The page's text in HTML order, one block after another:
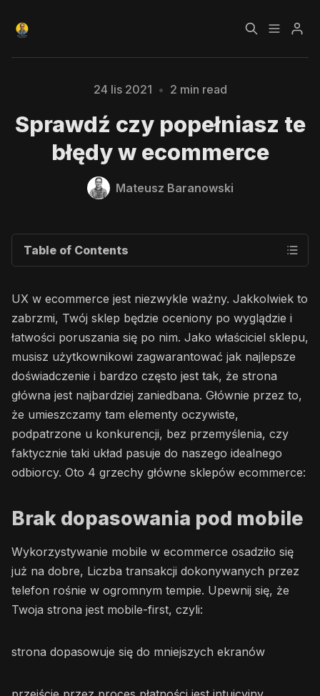
Czym jest Growth
Bezpłatny kurs o
Polityka prywatności Regulamin
24 lis 2021 • 2 min read
Sprawdź czy popełniasz te
błędy w ecommerce
Mateusz Baranowski
Table of Contents
UX w ecommerce jest niezwykle ważny. Jakkolwiek to
zabrzmi, Twój sklep będzie oceniony po wyglądzie i
łatwości poruszania się po nim. Jako właściciel sklepu,
musisz użytkownikowi zagwarantować jak najlepsze
doświadczenie i bardzo często jest tak, że strona
główna jest najbardziej zaniedbana. Głównie przez to,
że umieszczamy tam elementy oczywiste,
podpatrzone u konkurencji, bez przemyślenia, czy
faktycznie taki układ pasuje do naszego idealnego
odbiorcy. Oto 4 grzechy główne sklepów ecommerce:
Brak dopasowania pod mobile
Wykorzystywanie mobile w ecommerce osadziło się
już na dobre, Liczba transakcji dokonywanych przez
telefon rośnie w ogromnym tempie. Upewnij się, że
Twoja strona jest mobile-first, czyli:
strona dopasowuje się do mniejszych ekranów